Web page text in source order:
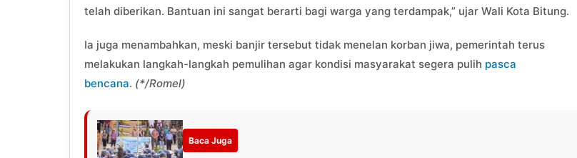
telah diberikan. Bantuan ini sangat berarti bagi warga yang terdampak,” ujar Wali Kota Bitung.
Ia juga menambahkan, meski banjir tersebut tidak menelan korban jiwa, pemerintah terus
melakukan langkah-langkah pemulihan agar kondisi masyarakat segera pulih pasca
bencana. (*/Romel)
Baca Juga